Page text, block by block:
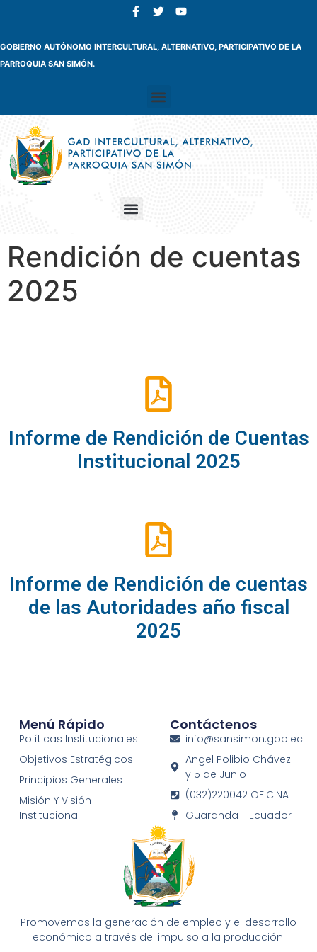
GOBIERNO AUTÓNOMO INTERCULTURAL, ALTERNATIVO, PARTICIPATIVO DE LA
PARROQUIA SAN SIMÓN.
Rendición de cuentas
2025
Informe de Rendición de Cuentas
Institucional 2025
Informe de Rendición de cuentas
de las Autoridades año fiscal
2025
Promovemos la generación de empleo y el desarrollo
económico a través del impulso a la producción.
Menú Rápido
Políticas Institucionales
Objetivos Estratégicos
Principios Generales
Misión Y Visión
Institucional
Contáctenos
info@sansimon.gob.ec
Angel Polibio Chávez
y 5 de Junio
(032)220042 OFICINA
Guaranda - Ecuador